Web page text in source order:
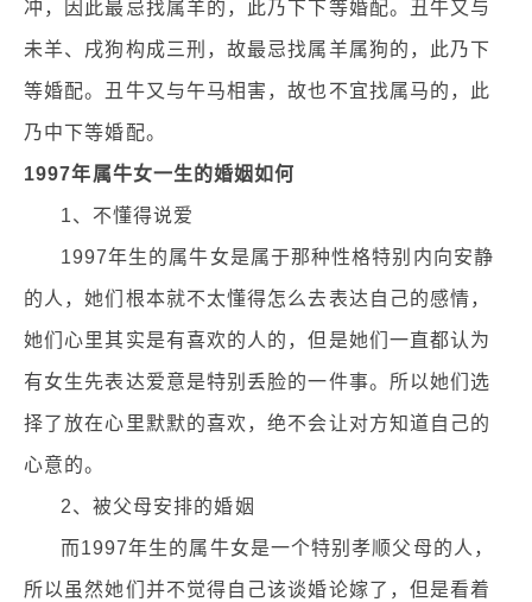
冲，因此最忌找属羊的，此乃下下等婚配。丑牛又与
未羊、戌狗构成三刑，故最忌找属羊属狗的，此乃下
等婚配。丑牛又与午马相害，故也不宜找属马的，此
乃中下等婚配。
1997年属牛女一生的婚姻如何
1、不懂得说爱
1997年生的属牛女是属于那种性格特别内向安静
的人，她们根本就不太懂得怎么去表达自己的感情，
她们心里其实是有喜欢的人的，但是她们一直都认为
有女生先表达爱意是特别丢脸的一件事。所以她们选
择了放在心里默默的喜欢，绝不会让对方知道自己的
心意的。
2、被父母安排的婚姻
而1997年生的属牛女是一个特别孝顺父母的人，
所以虽然她们并不觉得自己该谈婚论嫁了，但是看着